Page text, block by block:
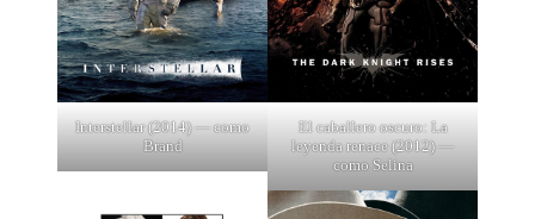
Interstellar (2014) — como
Brand
El caballero oscuro: La
leyenda renace (2012) —
como Selina